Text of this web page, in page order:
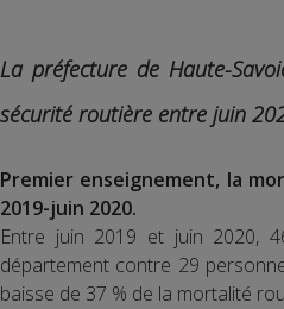
La préfecture de Haute-
sécurité routière entre juin
Premier enseignement, la
2019-juin 2020.
Entre juin 2019 et juin 2020,
département contre 29
baisse de 37 % de la mortalité